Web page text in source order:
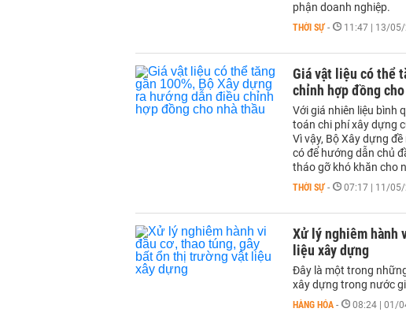
phận doanh nghiệp.
THỜI SỰ - 11:47 | 13/
Giá vật liệu có thể
chỉnh hợp đồng
Với giá nhiên liệu bình
toán chi phí xây dựng
Vì vậy, Bộ Xây dựng
có để hướng dẫn chủ
tháo gỡ khó khăn cho
THỜI SỰ - 07:17 | 11/
Xử lý nghiêm hành
liệu xây dựng
Đây là một trong
xây dựng trong nước
HÀNG HÓA - 08:24 | 01/